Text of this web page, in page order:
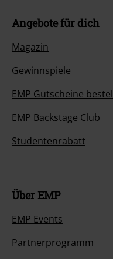
Angebote für dich
Magazin
Gewinnspiele
EMP Gutscheine
EMP Backstage Club
Studentenrabatt
Über EMP
EMP Events
Partnerprogramm